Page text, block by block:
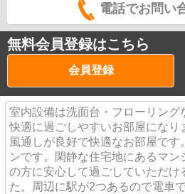
電話でお問い
無料会員登録はこちら
会員登録
室内設備は洗面台・フローリング
快適に過ごしやすいお部屋になり
風通しが良好で快適なお部屋です
ンです。閑静な住宅地にあるマン
の方に安心して過ごしていただけ
た。周辺に駅が2つあるので電車